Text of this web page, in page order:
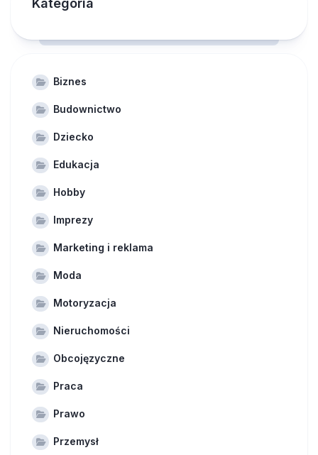
Kategoria
Biznes
Budownictwo
Dziecko
Edukacja
Hobby
Imprezy
Marketing i reklama
Moda
Motoryzacja
Nieruchomości
Obcojęzyczne
Praca
Prawo
Przemysł